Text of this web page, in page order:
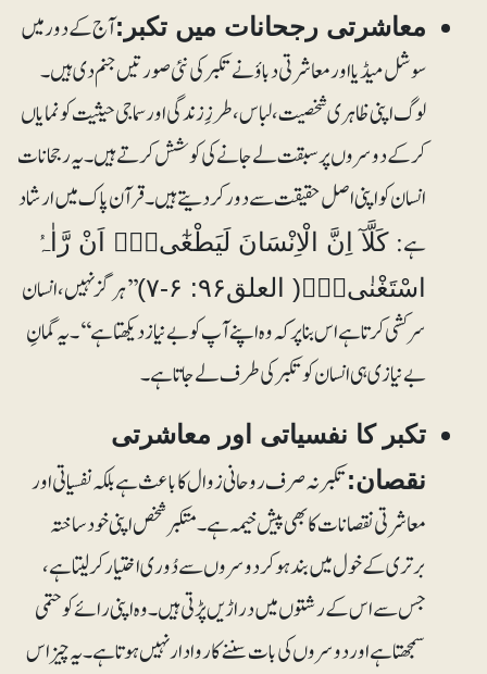
معاشرتی رجحانات میں تکبر:آج کے دور میں
سوشل میڈیا اور معاشرتی دباؤ نے تکبر کی نئی صورتیں جنم دی ہیں۔
لوگ اپنی ظاہری شخصیت، لباس، طرزِ زندگی اور سماجی حیثیت کو نمایاں
کر کے دوسروں پر سبقت لے جانے کی کوشش کرتے ہیں۔ یہ رجحانات
انسان کو اپنی اصل حقیقت سے دور کر دیتے ہیں۔ قرآن پاک میں ارشاد
ہے:
كَلَّآ اِنَّ الْاِنْسَانَ لَيَطْغٰٓى۝۶ۙ اَنْ رَّاٰہُ
اسْتَغْنٰى۝۷ۭ( العلق۹۶: ۶-۷)
’’ہرگز نہیں، انسان
سرکشی کرتا ہے اس بناپر کہ وہ اپنے آپ کو بے نیاز دیکھتا ہے‘‘۔ یہ گمانِ
بے نیازی ہی انسان کو تکبر کی طرف لے جاتا ہے۔
تکبر کا نفسیاتی اور معاشرتی
نقصان:تکبر نہ صرف روحانی زوال کا باعث ہے بلکہ نفسیاتی اور
معاشرتی نقصانات کا بھی پیش خیمہ ہے۔ متکبر شخص اپنی خود ساختہ
برتری کے خول میں بند ہو کر دوسروں سے دُوری اختیار کر لیتا ہے،
جس سے اس کے رشتوں میں دراڑیں پڑتی ہیں۔ وہ اپنی رائے کو حتمی
سمجھتا ہے اور دوسروں کی بات سننے کا روادار نہیں ہوتا ہے۔ یہ چیز اس